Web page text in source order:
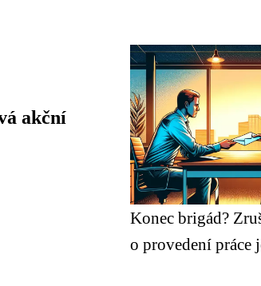
akční
Konec brigád?
o provedení práce